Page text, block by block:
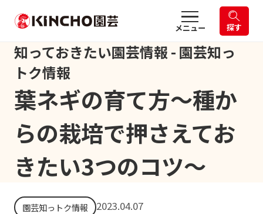
メニュー 探す
知っておきたい園芸情報 - 園芸知っ
トク情報
葉ネギの育て方～種か
らの栽培で押さえてお
きたい3つのコツ～
園芸知っトク情報 2023.04.07